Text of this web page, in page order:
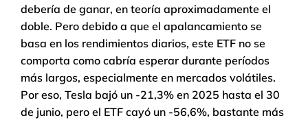
debería de ganar, en teoría aproximadamente el
doble. Pero debido a que el apalancamiento se
basa en los rendimientos diarios, este ETF no se
comporta como cabría esperar durante períodos
más largos, especialmente en mercados volátiles.
Por eso, Tesla bajó un -21,3% en 2025 hasta el 30
de junio, pero el ETF cayó un -56,6%, bastante más